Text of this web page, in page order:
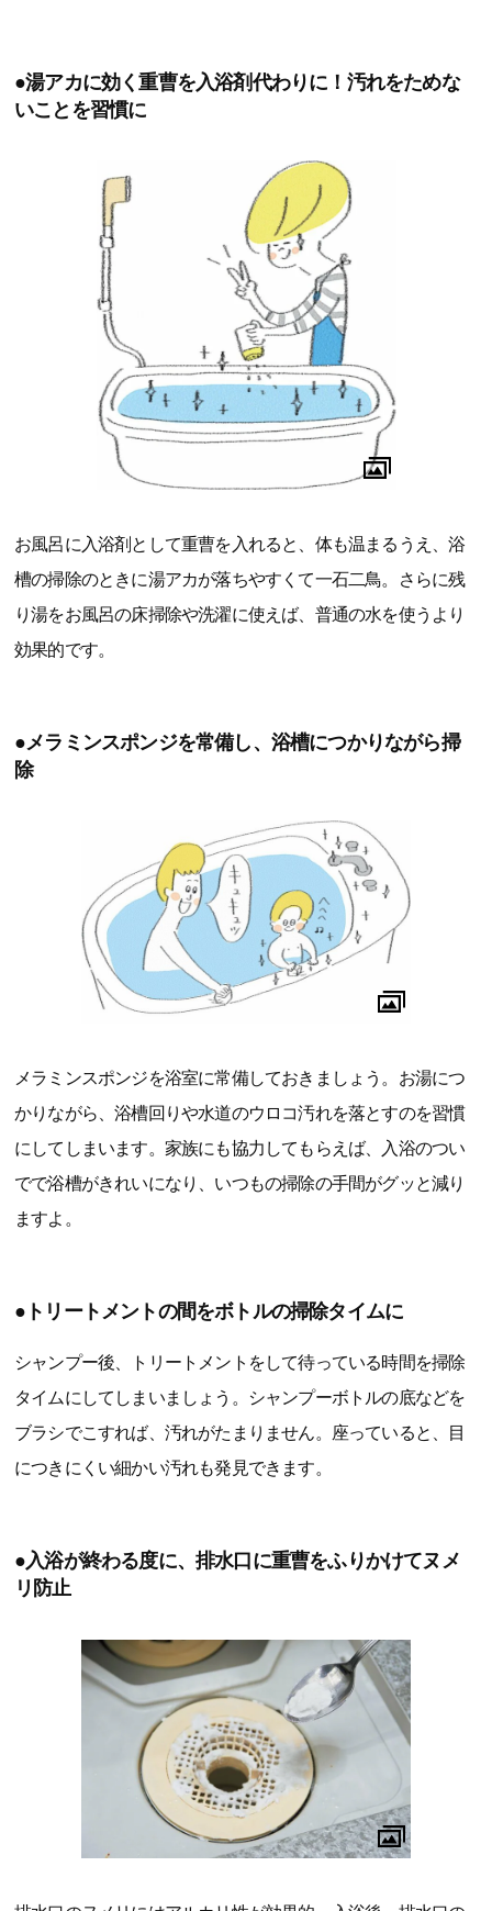
●湯アカに効く重曹を入浴剤代わりに！汚れをためな
いことを習慣に
お風呂に入浴剤として重曹を入れると、体も温まるうえ、浴
槽の掃除のときに湯アカが落ちやすくて一石二鳥。さらに残
り湯をお風呂の床掃除や洗濯に使えば、普通の水を使うより
効果的です。
●メラミンスポンジを常備し、浴槽につかりながら掃
除
メラミンスポンジを浴室に常備しておきましょう。お湯につ
かりながら、浴槽回りや水道のウロコ汚れを落とすのを習慣
にしてしまいます。家族にも協力してもらえば、入浴のつい
でで浴槽がきれいになり、いつもの掃除の手間がグッと減り
ますよ。
●トリートメントの間をボトルの掃除タイムに
シャンプー後、トリートメントをして待っている時間を掃除
タイムにしてしまいましょう。シャンプーボトルの底などを
ブラシでこすれば、汚れがたまりません。座っていると、目
につきにくい細かい汚れも発見できます。
●入浴が終わる度に、排水口に重曹をふりかけてヌメ
リ防止